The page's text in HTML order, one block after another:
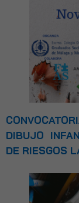
DIBUJO
DE RIESGOS